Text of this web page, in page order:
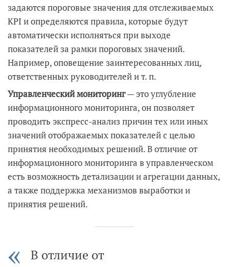
задаются пороговые значения для отслеживаемых
KPI и определяются правила, которые будут
автоматически исполняться при выходе
показателей за рамки пороговых значений.
Например, оповещение заинтересованных лиц,
ответственных руководителей и т. п.
Управленческий мониторинг— это углубление
информационного мониторинга, он позволяет
проводить экспресс-анализ причин тех или иных
значений отображаемых показателей с целью
принятия необходимых решений. В отличие от
информационного мониторинга в управленческом
есть возможность детализации и агрегации данных,
а также поддержка механизмов выработки и
принятия решений.
В отличие от